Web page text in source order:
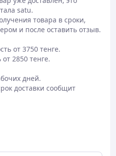
satu.
товара в сроки,
и после оставить отзыв.
от 3750 тенге.
2850 тенге.
дней.
доставки сообщит